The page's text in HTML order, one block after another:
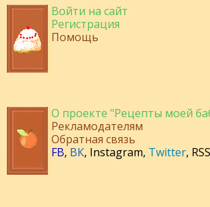
Войти на сайт
Регистрация
Помощь
О проекте "Рецепты моей
Рекламодателям
Обратная связь
FB, ВК, Instagram, Twitter, RSS